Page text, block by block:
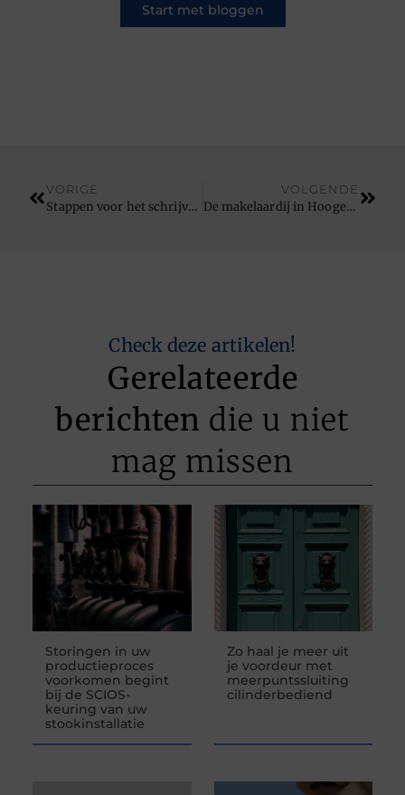
Start met bloggen
VORIGE
Stappen voor het schrijven van een SOP deel 1
VOLGENDE
De makelaardij in Hoogeveen gaat voor je op zoek
Check deze artikelen!
Gerelateerde
berichten die u niet
mag missen
Storingen in uw
productieproces
voorkomen begint
bij de SCIOS-
keuring van uw
stookinstallatie
Zo haal je meer uit
je voordeur met
meerpuntssluiting
cilinderbediend